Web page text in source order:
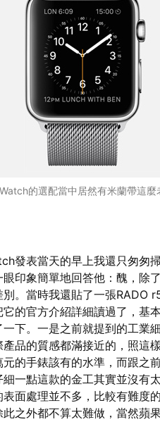
的選配當中居然有米蘭帶這
發表當天的早上我還只匆匆
印象簡單地回答他：醜，除
。當時我還貼了一張RADO
它的官方介紹詳細讀過了，基
下。一是之前就提到的工業
產品的質感都滿接近的，照這
的手錶該有的水準，而跟之
一點這款的金工其實並沒有
表面處理並不多，比較有難度
此之外都不算太難做，當然蘋